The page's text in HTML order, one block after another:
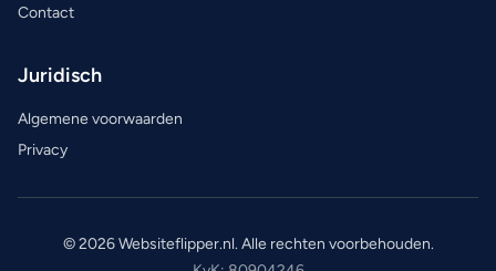
Contact
Juridisch
Algemene voorwaarden
Privacy
© 2026 Websiteflipper.nl. Alle rechten voorbehouden.